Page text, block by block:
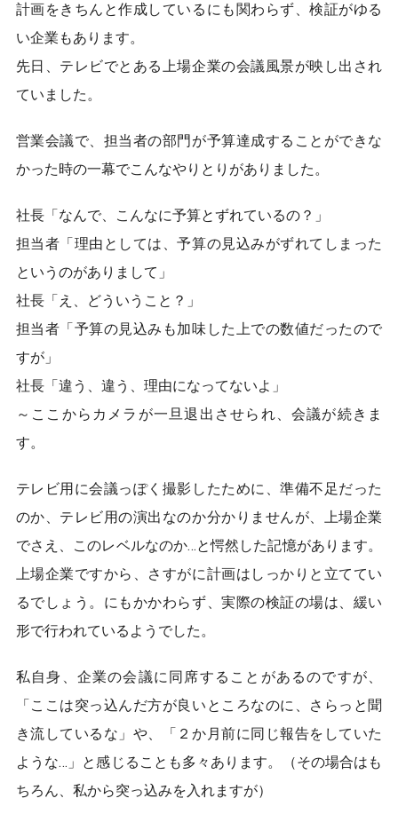
計画をきちんと作成しているにも関わらず、検証がゆる
い企業もあります。
先日、テレビでとある上場企業の会議風景が映し出され
ていました。
営業会議で、担当者の部門が予算達成することができな
かった時の一幕でこんなやりとりがありました。
社長「なんで、こんなに予算とずれているの？」
担当者「理由としては、予算の見込みがずれてしまった
というのがありまして」
社長「え、どういうこと？」
担当者「予算の見込みも加味した上での数値だったので
すが」
社長「違う、違う、理由になってないよ」
～ここからカメラが一旦退出させられ、会議が続きま
す。
テレビ用に会議っぽく撮影したために、準備不足だった
のか、テレビ用の演出なのか分かりませんが、上場企業
でさえ、このレベルなのか…と愕然した記憶があります。
上場企業ですから、さすがに計画はしっかりと立ててい
るでしょう。にもかかわらず、実際の検証の場は、緩い
形で行われているようでした。
私自身、企業の会議に同席することがあるのですが、
「ここは突っ込んだ方が良いところなのに、さらっと聞
き流しているな」や、「２か月前に同じ報告をしていた
ような…」と感じることも多々あります。（その場合はも
ちろん、私から突っ込みを入れますが）